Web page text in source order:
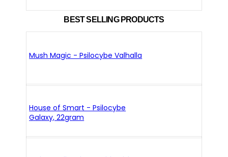
BEST SELLING PRODUCTS
Mush Magic - Psilocybe Valhalla
House of Smart - Psilocybe
Galaxy, 22gram